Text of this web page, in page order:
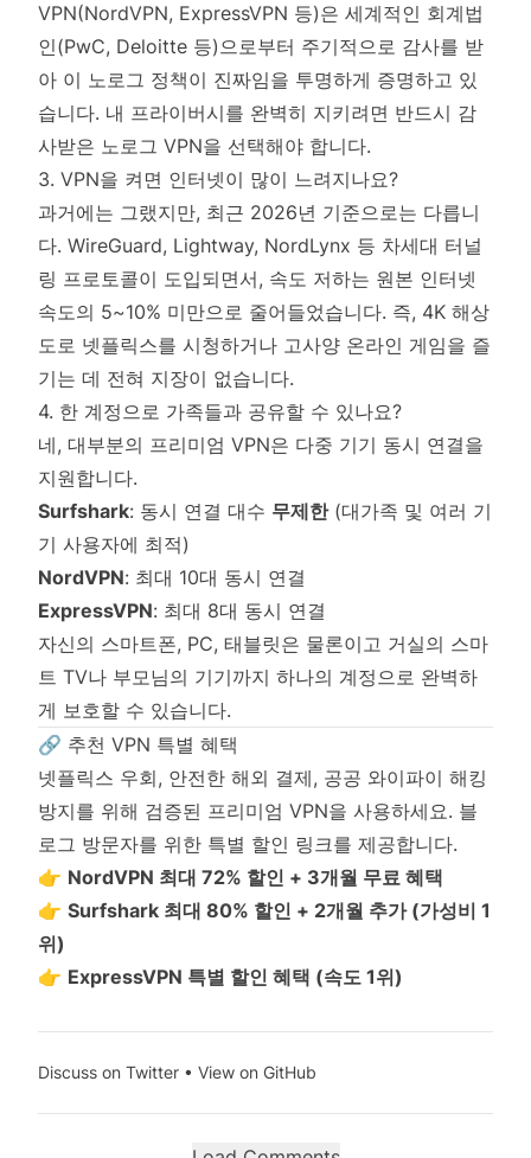
VPN(NordVPN, ExpressVPN 등)은 세계적인 회계법
인(PwC, Deloitte 등)으로부터 주기적으로 감사를 받
아 이 노로그 정책이 진짜임을 투명하게 증명하고 있
습니다. 내 프라이버시를 완벽히 지키려면 반드시 감
사받은 노로그 VPN을 선택해야 합니다.
3. VPN을 켜면 인터넷이 많이 느려지나요?
과거에는 그랬지만, 최근 2026년 기준으로는 다릅니
다. WireGuard, Lightway, NordLynx 등 차세대 터널
링 프로토콜이 도입되면서, 속도 저하는 원본 인터넷
속도의 5~10% 미만으로 줄어들었습니다. 즉, 4K 해상
도로 넷플릭스를 시청하거나 고사양 온라인 게임을 즐
기는 데 전혀 지장이 없습니다.
4. 한 계정으로 가족들과 공유할 수 있나요?
네, 대부분의 프리미엄 VPN은 다중 기기 동시 연결을
지원합니다.
Surfshark: 동시 연결 대수 무제한(대가족 및 여러 기
기 사용자에 최적)
NordVPN: 최대 10대 동시 연결
ExpressVPN: 최대 8대 동시 연결
자신의 스마트폰, PC, 태블릿은 물론이고 거실의 스마
트 TV나 부모님의 기기까지 하나의 계정으로 완벽하
게 보호할 수 있습니다.
🔗 추천 VPN 특별 혜택
넷플릭스 우회, 안전한 해외 결제, 공공 와이파이 해킹
방지를 위해 검증된 프리미엄 VPN을 사용하세요. 블
로그 방문자를 위한 특별 할인 링크를 제공합니다.
👉 NordVPN 최대 72% 할인 + 3개월 무료 혜택
👉 Surfshark 최대 80% 할인 + 2개월 추가 (가성비 1
위)
👉 ExpressVPN 특별 할인 혜택 (속도 1위)
Discuss on Twitter • View on GitHub